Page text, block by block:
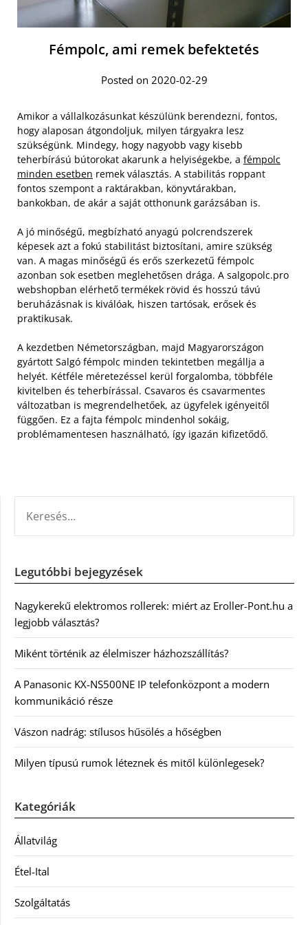
Fémpolc, ami remek befektetés
Posted on 2020-02-29
Amikor a vállalkozásunkat készülünk berendezni, fontos,
hogy alaposan átgondoljuk, milyen tárgyakra lesz
szükségünk. Mindegy, hogy nagyobb vagy kisebb
teherbírású bútorokat akarunk a helyiségekbe, a fémpolc
minden esetben remek választás. A stabilitás roppant
fontos szempont a raktárakban, könyvtárakban,
bankokban, de akár a saját otthonunk garázsában is.
A jó minőségű, megbízható anyagú polcrendszerek
képesek azt a fokú stabilitást biztosítani, amire szükség
van. A magas minőségű és erős szerkezetű fémpolc
azonban sok esetben meglehetősen drága. A salgopolc.pro
webshopban elérhető termékek rövid és hosszú távú
beruházásnak is kiválóak, hiszen tartósak, erősek és
praktikusak.
A kezdetben Németországban, majd Magyarországon
gyártott Salgó fémpolc minden tekintetben megállja a
helyét. Kétféle méretezéssel kerül forgalomba, többféle
kivitelben és teherbírással. Csavaros és csavarmentes
változatban is megrendelhetőek, az ügyfelek igényeitől
függően. Ez a fajta fémpolc mindenhol sokáig,
problémamentesen használható, így igazán kifizetődő.
Legutóbbi bejegyzések
Nagykerekű elektromos rollerek: miért az Eroller-Pont.hu a
legjobb választás?
Miként történik az élelmiszer házhozszállítás?
A Panasonic KX-NS500NE IP telefonközpont a modern
kommunikáció része
Vászon nadrág: stílusos hűsölés a hőségben
Milyen típusú rumok léteznek és mitől különlegesek?
Kategóriák
Állatvilág
Étel-Ital
Szolgáltatás